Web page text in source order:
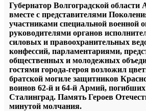
Губернатор Волгоградской области
вместе с представителями
участниками специальной военной
руководителями органов
силовых и правоохранительных
конфессий, парламентариями,
общественных и молодежных
гостями города-героя возложил
братской могиле защитников
воинов 62-й и 64-й Армий, погибших
Сталинград. Память Героев
минутой молчания.